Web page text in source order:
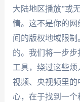
大陆地区播放”或
情。这不是你的网
间的版权地域限
的。我们将一步
工具，绕过这些
视频、央视频里
心，在于找到一个